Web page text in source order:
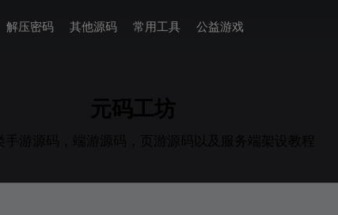
解压密码 其他源码 常用工具 公益游戏